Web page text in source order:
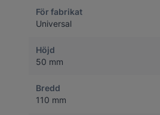
För fabrikat
Universal
Höjd
50 mm
Bredd
110 mm